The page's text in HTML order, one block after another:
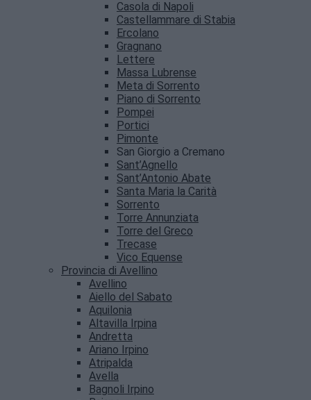
Casola di Napoli
Castellammare di Stabia
Ercolano
Gragnano
Lettere
Massa Lubrense
Meta di Sorrento
Piano di Sorrento
Pompei
Portici
Pimonte
San Giorgio a Cremano
Sant’Agnello
Sant’Antonio Abate
Santa Maria la Carità
Sorrento
Torre Annunziata
Torre del Greco
Trecase
Vico Equense
Provincia di Avellino
Avellino
Aiello del Sabato
Aquilonia
Altavilla Irpina
Andretta
Ariano Irpino
Atripalda
Avella
Bagnoli Irpino